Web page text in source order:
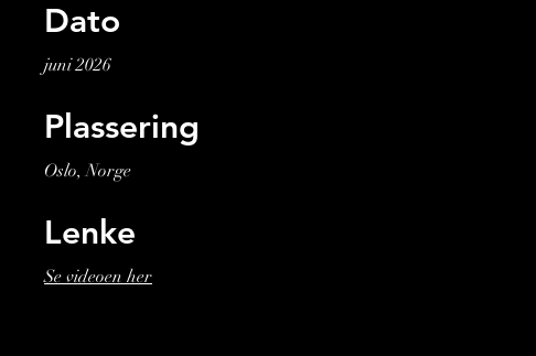
Dato
juni 2026
Plassering
Oslo, Norge
Lenke
Se videoen her